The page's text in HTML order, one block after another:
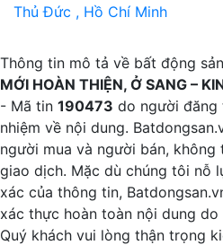
Thủ Đức , Hồ Chí Minh
Thông tin mô tả về bất động sản
MỚI HOÀN THIỆN, Ở SANG –
- Mã tin 190473 do người đăng
nhiệm về nội dung.
người mua và người bán,
giao dịch. Mặc dù chúng tôi nỗ
xác của thông tin,
xác thực hoàn toàn nội dung
Quý khách vui lòng thận trọng